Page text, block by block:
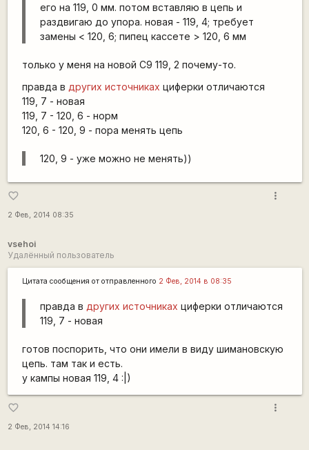
его на 119, 0 мм. потом вставляю в цепь и
раздвигаю до упора. новая - 119, 4; требует
замены < 120, 6; пипец кассете > 120, 6 мм
только у меня на новой С9 119, 2 почему-то.
правда в других источниках циферки отличаются
119, 7 - новая
119, 7 - 120, 6 - норм
120, 6 - 120, 9 - пора менять цепь
120, 9 - уже можно не менять))
favorite_border
2 Фев, 2014 08:35
more_vert
vsehoi
Удалённый пользователь
Цитата сообщения от отправленного 2 Фев, 2014 в 08:35
правда в других источниках циферки отличаются
119, 7 - новая
готов поспорить, что они имели в виду шимановскую
цепь. там так и есть.
у кампы новая 119, 4 :|)
favorite_border
2 Фев, 2014 14:16
more_vert